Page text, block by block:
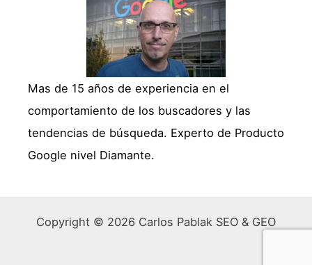
Mas de 15 años de experiencia en el
comportamiento de los buscadores y las
tendencias de búsqueda. Experto de Producto
Google nivel Diamante.
Copyright © 2026 Carlos Pablak SEO & GEO